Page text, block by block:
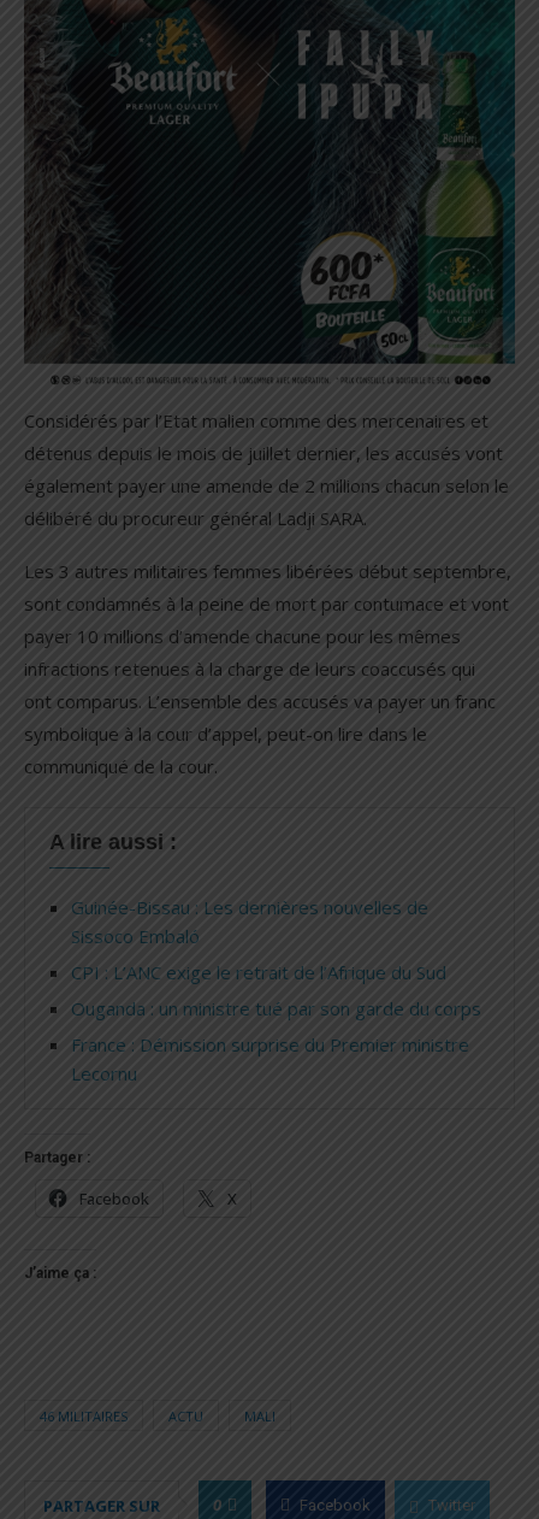
Considérés par l’Etat malien comme des mercenaires et
détenus depuis le mois de juillet dernier, les accusés vont
également payer une amende de 2 millions chacun selon le
délibéré du procureur général Ladji SARA.
Les 3 autres militaires femmes libérées début septembre,
sont condamnés à la peine de mort par contumace et vont
payer 10 millions d’amende chacune pour les mêmes
infractions retenues à la charge de leurs coaccusés qui
ont comparus. L’ensemble des accusés va payer un franc
symbolique à la cour d’appel, peut-on lire dans le
communiqué de la cour.
A lire aussi :
Guinée-Bissau : Les dernières nouvelles de
Sissoco Embaló
CPI : L’ANC exige le retrait de l’Afrique du Sud
Ouganda : un ministre tué par son garde du corps
France : Démission surprise du Premier ministre
Lecornu
Partager :
Facebook X
J’aime ça :
46 MILITAIRES ACTU MALI
PARTAGER SUR 0 Facebook Twitter